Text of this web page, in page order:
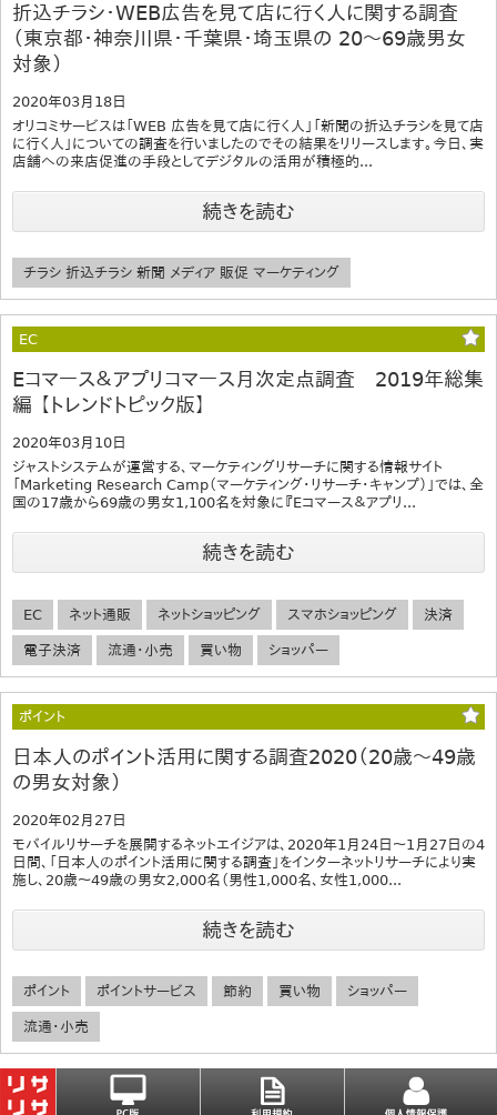
折込チラシ・WEB広告を見て店に行く人に関する調査
（東京都・神奈川県・千葉県・埼玉県の 20～69歳男女
対象）
2020年03月18日
オリコミサービスは「WEB 広告を見て店に行く人」「新聞の折込チラシを見て店
に行く人」についての調査を行いましたのでその結果をリリースします。今日、実
店舗への来店促進の手段としてデジタルの活用が積極的...
続きを読む
チラシ 折込チラシ 新聞 メディア 販促 マーケティング
EC
Eコマース＆アプリコマース月次定点調査 2019年総集
編 【トレンドトピック版】
2020年03月10日
ジャストシステムが運営する、マーケティングリサーチに関する情報サイト
「Marketing Research Camp（マーケティング・リサーチ・キャンプ）」では、全
国の17歳から69歳の男女1,100名を対象に『Eコマース＆アプリ...
続きを読む
EC ネット通販 ネットショッピング スマホショッピング 決済
電子決済 流通・小売 買い物 ショッパー
ポイント
日本人のポイント活用に関する調査2020（20歳～49歳
の男女対象）
2020年02月27日
モバイルリサーチを展開するネットエイジアは、2020年1月24日～1月27日の4
日間、「日本人のポイント活用に関する調査」をインターネットリサーチにより実
施し、20歳～49歳の男女2,000名（男性1,000名、女性1,000...
続きを読む
ポイント ポイントサービス 節約 買い物 ショッパー
流通・小売